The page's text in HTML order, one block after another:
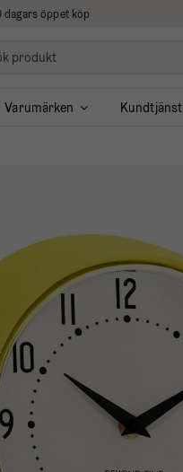
dagars öppet köp
Varumärken Kundtjänst